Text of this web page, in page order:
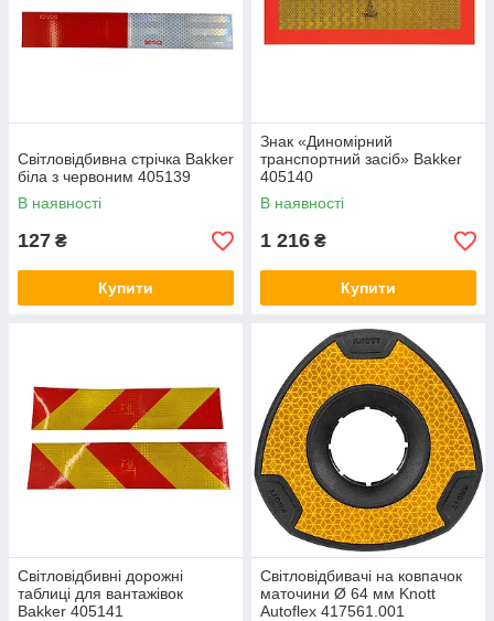
Світловідбивна стрічка Bakker
біла з червоним 405139
В наявності
127 ₴
Купити
Знак «Диномірний
транспортний засіб» Bakker
405140
В наявності
1 216 ₴
Купити
Світловідбивні дорожні
таблиці для вантажівок
Bakker 405141
Світловідбивачі на ковпачок
маточини Ø 64 мм Knott
Autoflex 417561.001